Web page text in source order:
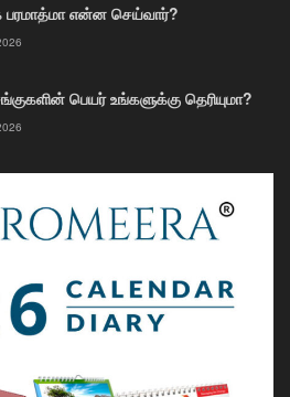
பரமாத்மா என்ன செய்வார்?
பெயர் உங்களுக்கு தெரியுமா?